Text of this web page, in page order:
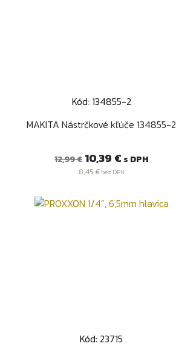
Kód: 134855-2
MAKITA Nástrčkové kľúče 134855-2
Bežná
cena
12,99 € Cena
10,39 € s DPH
8,45 €bez DPH
 Rýchly náhľad
Kód: 23715